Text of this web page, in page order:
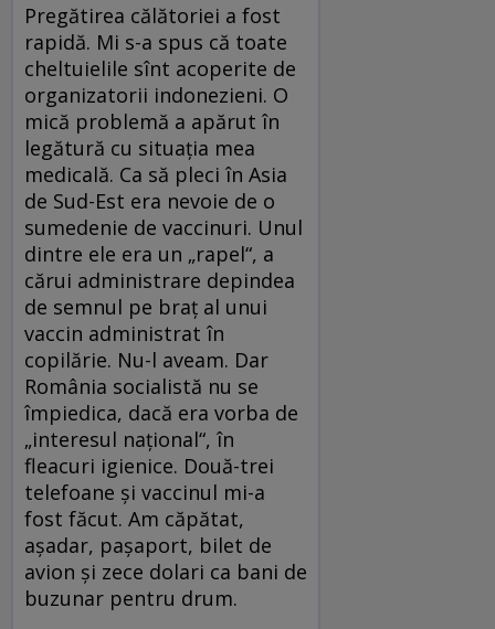
Pregătirea călătoriei a fost
rapidă. Mi s-a spus că toate
cheltuielile sînt acoperite de
organizatorii indonezieni. O
mică problemă a apărut în
legătură cu situaţia mea
medicală. Ca să pleci în Asia
de Sud-Est era nevoie de o
sumedenie de vaccinuri. Unul
dintre ele era un „rapel“, a
cărui administrare depindea
de semnul pe braţ al unui
vaccin administrat în
copilărie. Nu-l aveam. Dar
România socialistă nu se
împiedica, dacă era vorba de
„interesul naţional“, în
fleacuri igienice. Două-trei
telefoane şi vaccinul mi-a
fost făcut. Am căpătat,
aşadar, paşaport, bilet de
avion şi zece dolari ca bani de
buzunar pentru drum.